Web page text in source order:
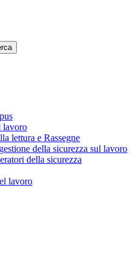
lavoro
lettura e Rassegne
della sicurezza sul lavoro
della sicurezza
lavoro